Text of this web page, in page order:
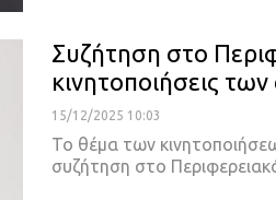
Συζήτηση στο
κινητοποιήσεις
15/12/2025 10:03
Το θέμα των
συζήτηση στο